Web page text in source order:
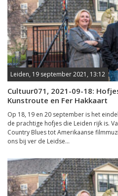
Leiden, 19 september 2021, 13:12
Cultuur071, 2021-09-18:
Kunstroute en Fer Hakkaart
Op 18, 19 en 20 september is het
de prachtige hofjes die Leiden rijk is.
Country Blues tot Amerikaanse
ons bij ver de Leidse...